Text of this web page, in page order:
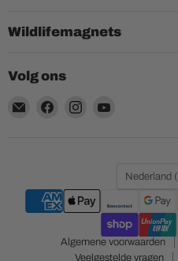
Wildlifemagnets
Volg ons
Email
Vind
Vind
Land
Nederland
Algemene voorwaarden
Veelgestelde vragen